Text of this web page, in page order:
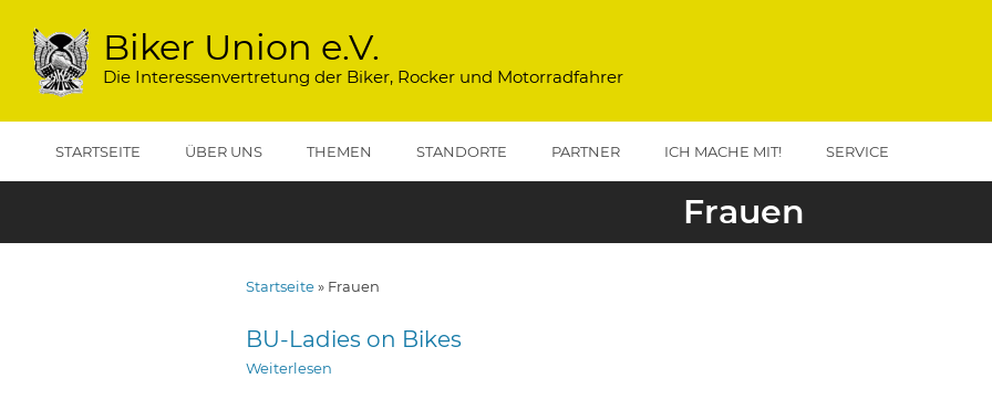
Inhalt
Biker Union e.V.
Die Interessenvertretung der Biker, Rocker und Motorradfahrer
STARTSEITE ÜBER UNS THEMEN STANDORTE PARTNER ICH MACHE MIT! SERVICE
Frauen
Startseite Frauen
BU-Ladies on Bikes
Weiterlesen